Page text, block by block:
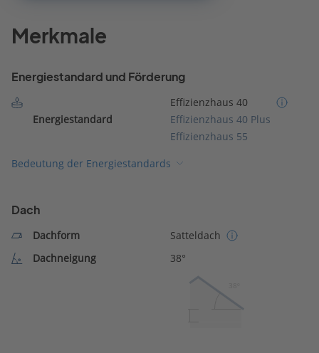
Merkmale
Energiestandard und Förderung
Energiestandard
Effizienzhaus 40
Effizienzhaus 40 Plus
Effizienzhaus 55
Bedeutung der Energiestandards
Dach
Dachform
Satteldach
Dachneigung
38°